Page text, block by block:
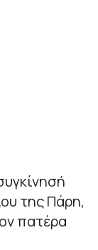
της Πάρη,
πατέρα